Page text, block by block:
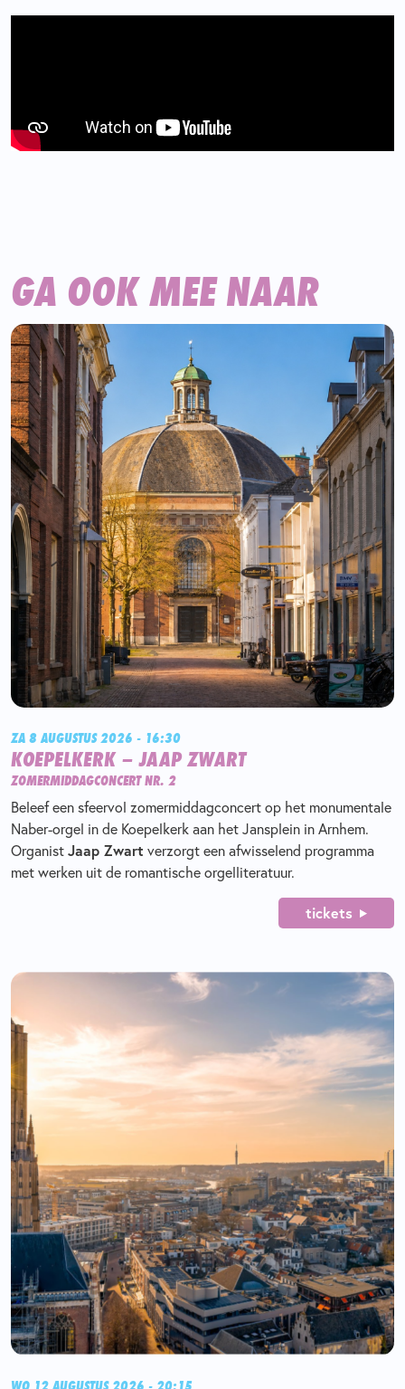
GA OOK MEE NAAR
ZA 8 AUGUSTUS 2026 - 16:30
KOEPELKERK – JAAP ZWART
ZOMERMIDDAGCONCERT NR. 2
Beleef een sfeervol zomermiddagconcert op het monumentale
Naber-orgel in de Koepelkerk aan het Jansplein in Arnhem.
OrganistJaap Zwart verzorgt een afwisselend programma
met werken uit de romantische orgelliteratuur.
tickets